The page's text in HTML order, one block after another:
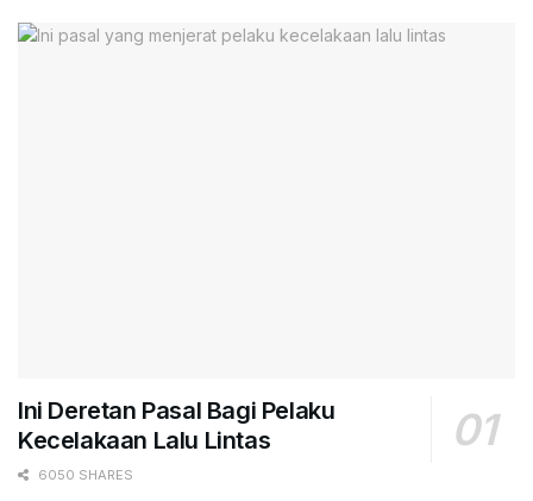
Ini Deretan Pasal Bagi Pelaku
Kecelakaan Lalu Lintas
6050 SHARES